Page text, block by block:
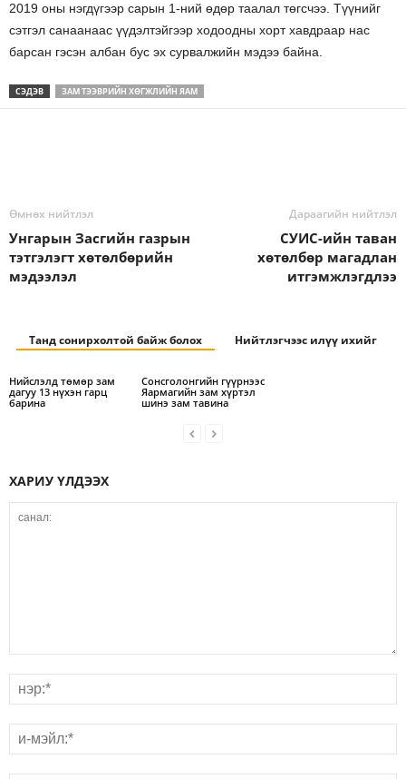
2019 оны нэгдүгээр сарын 1-ний өдөр таалал төгсчээ. Түүнийг
сэтгэл санаанаас үүдэлтэйгээр ходоодны хорт хавдраар нас
барсан гэсэн албан бус эх сурвалжийн мэдээ байна.
СЭДЭВ ЗАМ ТЭЭВРИЙН ХӨГЖЛИЙН ЯАМ
Өмнөх нийтлэл
Унгарын Засгийн газрын
тэтгэлэгт хөтөлбөрийн
мэдээлэл
Дараагийн нийтлэл
СУИС-ийн таван
хөтөлбөр магадлан
итгэмжлэгдлээ
Танд сонирхолтой байж болох Нийтлэгчээс илүү ихийг
Нийслэлд төмөр зам
дагуу 13 нүхэн гарц
барина
Сонсголонгийн гүүрнээс
Яармагийн зам хүртэл
шинэ зам тавина
ХАРИУ ҮЛДЭЭХ